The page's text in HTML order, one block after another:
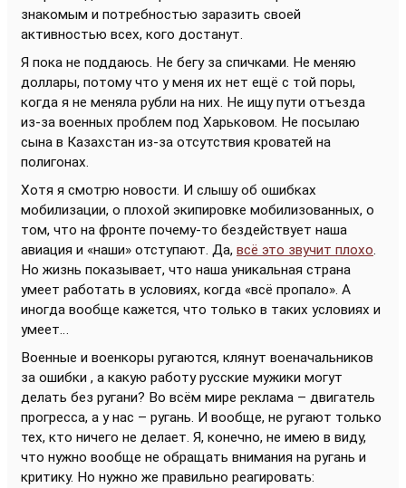
знакомым и потребностью заразить своей
активностью всех, кого достанут.
Я пока не поддаюсь. Не бегу за спичками. Не меняю
доллары, потому что у меня их нет ещё с той поры,
когда я не меняла рубли на них. Не ищу пути отъезда
из-за военных проблем под Харьковом. Не посылаю
сына в Казахстан из-за отсутствия кроватей на
полигонах.
Хотя я смотрю новости. И слышу об ошибках
мобилизации, о плохой экипировке мобилизованных, о
том, что на фронте почему-то бездействует наша
авиация и «наши» отступают. Да, всё это звучит плохо.
Но жизнь показывает, что наша уникальная страна
умеет работать в условиях, когда «всё пропало». А
иногда вообще кажется, что только в таких условиях и
умеет…
Военные и военкоры ругаются, клянут военачальников
за ошибки , а какую работу русские мужики могут
делать без ругани? Во всём мире реклама – двигатель
прогресса, а у нас – ругань. И вообще, не ругают только
тех, кто ничего не делает. Я, конечно, не имею в виду,
что нужно вообще не обращать внимания на ругань и
критику. Но нужно же правильно реагировать: